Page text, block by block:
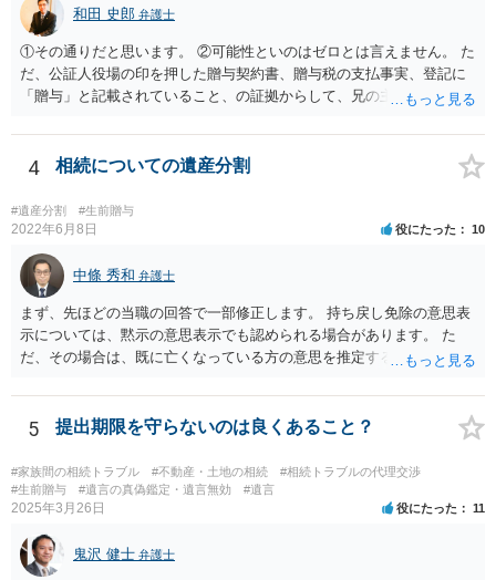
和田 史郎 弁護士
①その通りだと思います。 ②可能性といのはゼロとは言えません。 た
だ、公証人役場の印を押した贈与契約書、贈与税の支払事実、登記に
「贈与」と記載されていること、の証拠からして、兄の主張は通らな
わなければ、遺産分割調停を申し立てて進めるのがベターのような気
がしますね。
4 相続についての遺産分割
#遺産分割 #生前贈与
2022年6月8日 役にたった 10
中條 秀和 弁護士
まず、先ほどの当職の回答で一部修正します。 持ち戻し免除の意思表
示については、黙示の意思表示でも認められる場合があります。 た
だ、その場合は、既に亡くなっている方の意思を推定することになり
持ち戻し免除の意思表示は書面で明確にしておいていただくべきとい
う結論は変わりません。 誤解を与えるような回答でした。失礼しまし
た。 文言については、「〇〇に対する生前贈与による特別受益の持ち
戻しをすべて免除する」というのがオーソドックスなものですが、ご
心配ならば、弁護士のところに行って、特別受益となりそうな贈与に
ついて説明した上で、適切な文言についてご相談してみてはいかがで
しょうか。
5 提出期限を守らないのは良くあること？
#家族間の相続トラブル #不動産・土地の相続
#相続トラブルの代理交渉
#生前贈与
#遺言の真偽鑑定・遺言無効 #遺言
2025年3月26日 役にたった 11
鬼沢 健士 弁護士